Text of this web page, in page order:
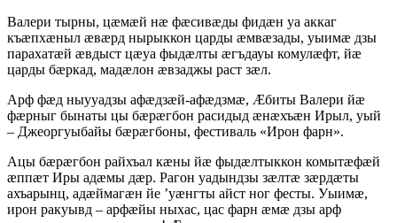
Валери тырны, цæмæй нæ фæсивæды фидæн уа аккаг
къæпхæныл æвæрд нырыккон царды æмвæзады, уыимæ дзы
парахатæй æвдыст цæуа фыдæлты æгъдауы комулæфт, йæ
царды бæркад, мадæлон æвзаджы раст зæл.
Арф фæд ныууадзы афæдзæй-афæдзмæ, Æбиты Валери йæ
фæрныг бынаты цы бæрæгбон расидыд æнæхъæн Ирыл, уый
– Джеоргуыбайы бæрæгбоны, фестиваль «Ирон фарн».
Ацы бæрæгбон райхъал кæны йæ фыдæлтыккон комытæфæй
æппæт Иры адæмы дæр. Рагон уадындзы зæлтæ зæрдæты
ахъарынц, адæймагæн йе ’уæнгты айст ног фесты. Уыимæ,
ирон ракуывд – арфæйы ныхас, цас фарн æмæ дзы арф